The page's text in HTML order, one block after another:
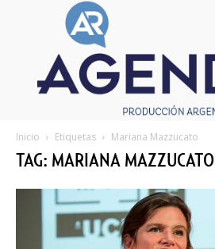
Inicio Etiquetas Mariana Mazzucato
TAG: MARIANA MAZZUCATO